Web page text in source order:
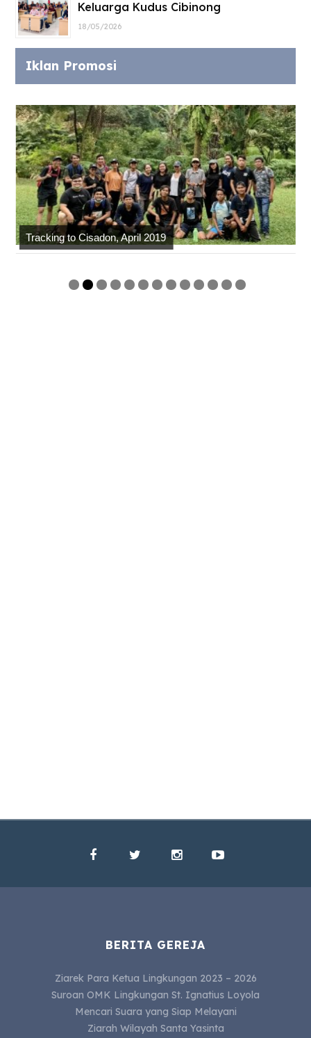
Keluarga Kudus Cibinong
18/05/2026
Iklan Promosi
Tracking to Cisadon, April 2019
BERITA GEREJA
Ziarek Para Ketua Lingkungan 2023 – 2026
Suroan OMK Lingkungan St. Ignatius Loyola
Mencari Suara yang Siap Melayani
Ziarah Wilayah Santa Yasinta